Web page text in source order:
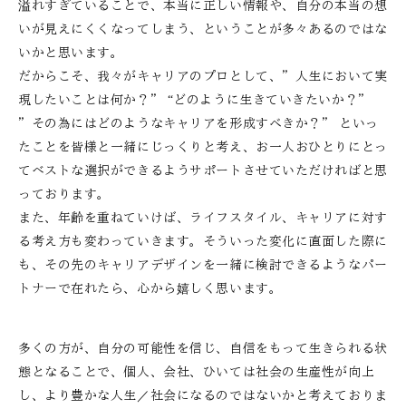
溢れすぎていることで、本当に正しい情報や、自分の本当の想
いが見えにくくなってしまう、ということが多々あるのではな
いかと思います。
だからこそ、我々がキャリアのプロとして、”人生において実
現したいことは何か？” “どのように生きていきたいか？”
”その為にはどのようなキャリアを形成すべきか？” といっ
たことを皆様と一緒にじっくりと考え、お一人おひとりにとっ
てベストな選択ができるようサポートさせていただければと思
っております。
また、年齢を重ねていけば、ライフスタイル、キャリアに対す
る考え方も変わっていきます。そういった変化に直面した際に
も、その先のキャリアデザインを一緒に検討できるようなパー
トナーで在れたら、心から嬉しく思います。
多くの方が、自分の可能性を信じ、自信をもって生きられる状
態となることで、個人、会社、ひいては社会の生産性が向上
し、より豊かな人生／社会になるのではないかと考えておりま